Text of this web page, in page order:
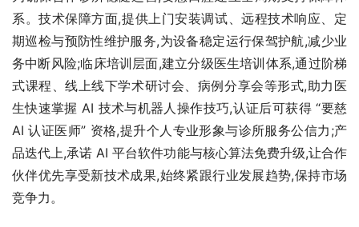
系。技术保障方面,提供上门安装调试、远程技术响应、定
期巡检与预防性维护服务,为设备稳定运行保驾护航,减少业
务中断风险;临床培训层面,建立分级医生培训体系,通过阶梯
式课程、线上线下学术研讨会、病例分享会等形式,助力医
生快速掌握 AI 技术与机器人操作技巧,认证后可获得 “要慈
AI 认证医师” 资格,提升个人专业形象与诊所服务公信力;产
品迭代上,承诺 AI 平台软件功能与核心算法免费升级,让合作
伙伴优先享受新技术成果,始终紧跟行业发展趋势,保持市场
竞争力。